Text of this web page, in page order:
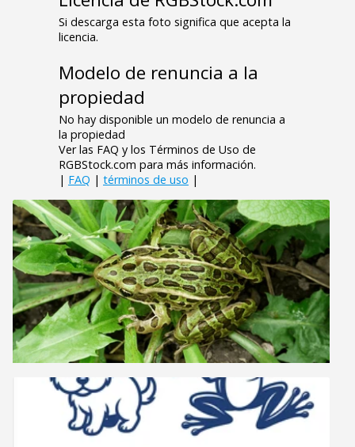
Si descarga esta foto significa que acepta la
licencia.
Modelo de renuncia a la
propiedad
No hay disponible un modelo de renuncia a
la propiedad
Ver las FAQ y los Términos de Uso de
RGBStock.com para más información.
| FAQ | términos de uso |